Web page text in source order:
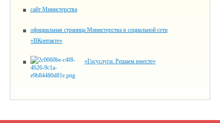
сайт Министерства
официальная страница Министерства в социальной сети
«ВКонтакте»
«Госуслуги. Решаем вместе»